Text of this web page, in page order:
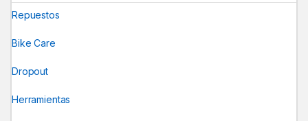
Repuestos
Bike Care
Dropout
Herramientas